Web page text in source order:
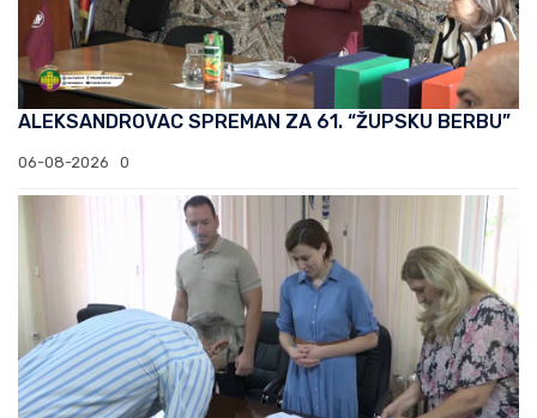
ALEKSANDROVAC SPREMAN ZA 61. “ŽUPSKU BERBU”
06-08-2026 0